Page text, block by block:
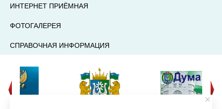
ИНТЕРНЕТ ПРИЁМНАЯ
ФОТОГАЛЕРЕЯ
СПРАВОЧНАЯ ИНФОРМАЦИЯ